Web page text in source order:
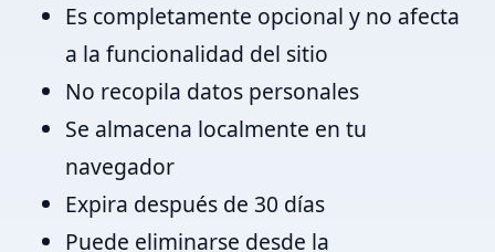
Es completamente opcional y no afecta
a la funcionalidad del sitio
No recopila datos personales
Se almacena localmente en tu
navegador
Expira después de 30 días
Puede eliminarse desde la